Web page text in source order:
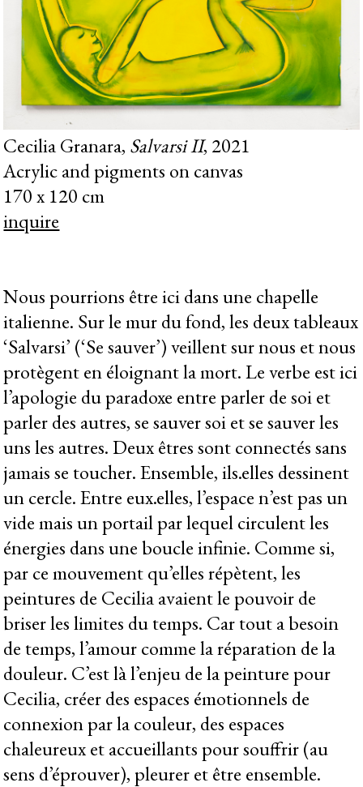
Cecilia Granara, Salvarsi II, 2021
Acrylic and pigments on canvas
170 x 120 cm
inquire
Nous pourrions être ici dans une chapelle
italienne. Sur le mur du fond, les deux tableaux
‘Salvarsi’ (‘Se sauver’) veillent sur nous et nous
protègent en éloignant la mort. Le verbe est ici
l’apologie du paradoxe entre parler de soi et
parler des autres, se sauver soi et se sauver les
uns les autres. Deux êtres sont connectés sans
jamais se toucher. Ensemble, ils.elles dessinent
un cercle. Entre eux.elles, l’espace n’est pas un
vide mais un portail par lequel circulent les
énergies dans une boucle infinie. Comme si,
par ce mouvement qu’elles répètent, les
peintures de Cecilia avaient le pouvoir de
briser les limites du temps. Car tout a besoin
de temps, l’amour comme la réparation de la
douleur. C’est là l’enjeu de la peinture pour
Cecilia, créer des espaces émotionnels de
connexion par la couleur, des espaces
chaleureux et accueillants pour souffrir (au
sens d’éprouver), pleurer et être ensemble.